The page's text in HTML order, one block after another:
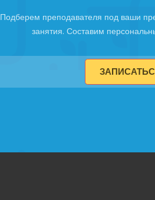
Подберем преподавателя под ваши
занятия. Составим